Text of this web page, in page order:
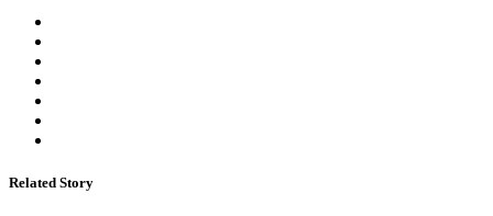
Related Story